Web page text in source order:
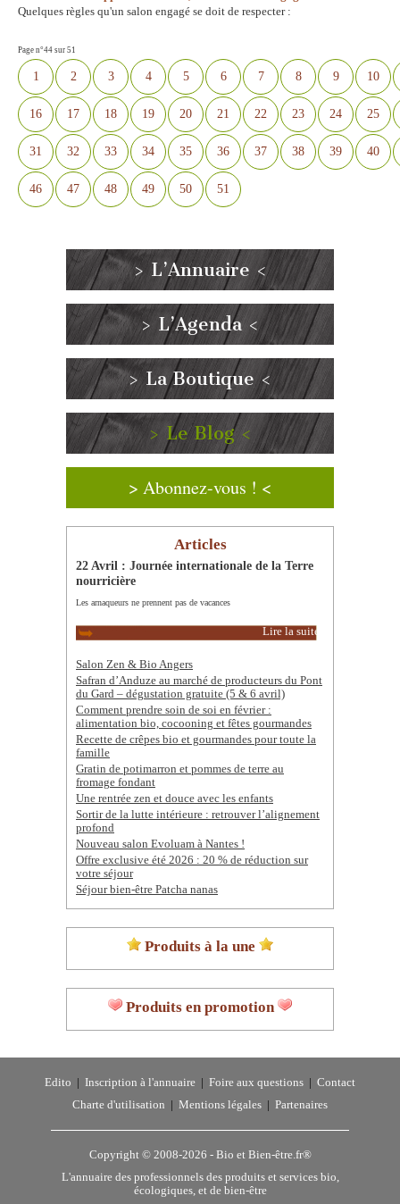
Quelques règles qu'un salon engagé se doit de respecter :
Page n°44 sur 51
1 2 3 4 5 6 7 8 9 10
16 17 18 19 20 21 22 23 24 25
31 32 33 34 35 36 37 38 39 40
46 47 48 49 50 51
> L’Annuaire <
> L’Agenda <
> La Boutique <
> Le Blog <
> Abonnez-vous ! <
Articles
22 Avril : Journée internationale de la Terre
nourricière
Les arnaqueurs ne prennent pas de vacances
Lire la suite
Salon Zen & Bio Angers
Safran d’Anduze au marché de producteurs du Pont
du Gard – dégustation gratuite (5 & 6 avril)
Comment prendre soin de soi en février :
alimentation bio, cocooning et fêtes gourmandes
Recette de crêpes bio et gourmandes pour toute la
famille
Gratin de potimarron et pommes de terre au
fromage fondant
Une rentrée zen et douce avec les enfants
Sortir de la lutte intérieure : retrouver l’alignement
profond
Nouveau salon Evoluam à Nantes !
Offre exclusive été 2026 : 20 % de réduction sur
votre séjour
Séjour bien-être Patcha nanas
Produits à la une
Produits en promotion
Edito Inscription à l'annuaire Foire aux questions
Contact
Charte d'utilisation
Mentions légales Partenaires
Copyright © 2008-2026 - Bio et Bien-être.fr®
L'annuaire des professionnels des produits et services bio,
écologiques, et de bien-être